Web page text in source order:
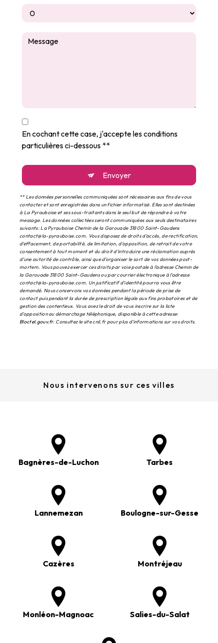
En cochant cette case, j'accepte les conditions
particulières ci-dessous **
Envoyer
** Les données personnelles communiquées sont nécessaires aux fins de vous
contacter et sont enregistrées dans un fichier informatisé. Elles sont destinées
à La Pyrauboise et ses sous-traitants dans le seul but de répondre à votre
message. Les données collectées seront communiquées aux seuls destinataires
suivants: La Pyrauboise Chemin de la Garouade 31800 Saint-Gaudens
contact@la-pyrauboise.com. Vous disposez de droits d’accès, de rectification,
d’effacement, de portabilité, de limitation, d’opposition, de retrait de votre
consentement à tout moment et du droit d’introduire une réclamation auprès
d’une autorité de contrôle, ainsi que d’organiser le sort de vos données post-
mortem. Vous pouvez exercer ces droits par voie postale à l'adresse Chemin de
la Garouade 31800 Saint-Gaudens ou par courrier électronique à l'adresse
contact@la-pyrauboise.com. Un justificatif d'identité pourra vous être
demandé. Nous conservons vos données pendant la période de prise de
contact puis pendant la durée de prescription légale aux fins probatoires et de
gestion des contentieux. Vous avez le droit de vous inscrire sur la liste
d'opposition au démarchage téléphonique, disponible à cette adresse:
Bloctel.gouv.fr. Consultez le site cnil.fr pour plus d’informations sur vos droits.
Nous intervenons sur ces villes
Bagnères-de-Luchon Tarbes
Lannemezan Boulogne-sur-Gesse
Cazères Montréjeau
Monléon-Magnoac Salies-du-Salat